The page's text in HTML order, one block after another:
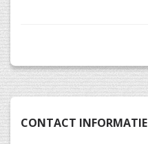
CONTACT INFORMATIE